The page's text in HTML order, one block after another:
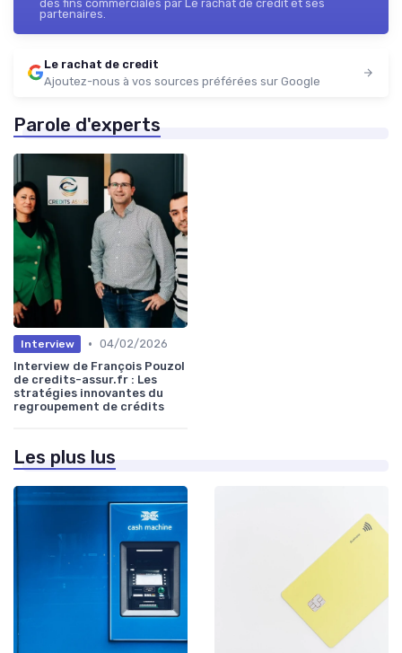
des fins commerciales par Le rachat de credit et ses
partenaires.
Le rachat de credit
Ajoutez-nous à vos sources préférées sur Google
Parole d'experts
Interview • 04/02/2026
Interview de François Pouzol
de credits-assur.fr : Les
stratégies innovantes du
regroupement de crédits
Les plus lus